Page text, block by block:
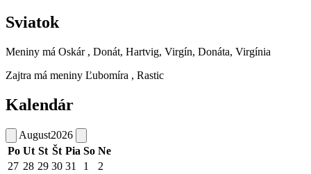
Sviatok
Meniny má Oskár , Donát, Hartvig, Virgín, Donáta, Virgínia
Zajtra má meniny Ľubomíra , Rastic
Kalendár
August2026
Po Ut St Št Pia So Ne
27 28 29 30 31 1
2